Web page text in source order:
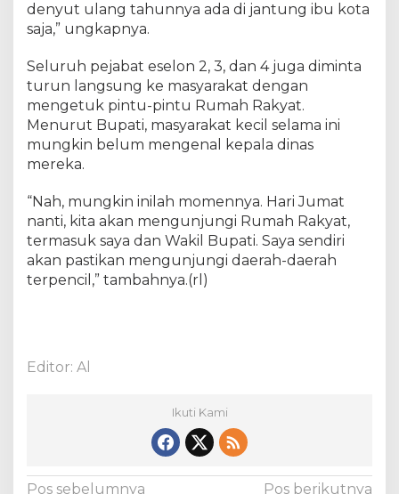
denyut ulang tahunnya ada di jantung ibu kota
saja,” ungkapnya.
Seluruh pejabat eselon 2, 3, dan 4 juga diminta
turun langsung ke masyarakat dengan
mengetuk pintu-pintu Rumah Rakyat.
Menurut Bupati, masyarakat kecil selama ini
mungkin belum mengenal kepala dinas
mereka.
“Nah, mungkin inilah momennya. Hari Jumat
nanti, kita akan mengunjungi Rumah Rakyat,
termasuk saya dan Wakil Bupati. Saya sendiri
akan pastikan mengunjungi daerah-daerah
terpencil,” tambahnya.(rl)
Editor: Al
Ikuti Kami
Pos sebelumnya
Pos berikutnya